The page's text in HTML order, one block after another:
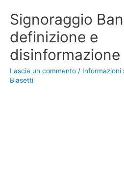
Signoraggio
definizione e
disinformazione
Lascia un commento / Informazioni
Biasetti